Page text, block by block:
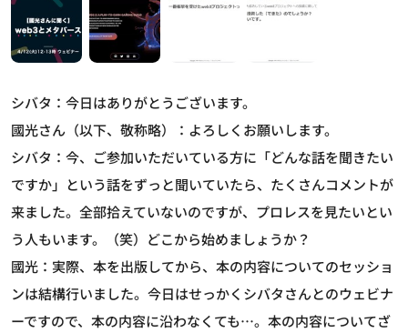
シバタ：今日はありがとうございます。
國光さん（以下、敬称略）：よろしくお願いします。
シバタ：今、ご参加いただいている方に「どんな話を聞きたい
ですか」という話をずっと聞いていたら、たくさんコメントが
来ました。全部拾えていないのですが、プロレスを見たいとい
う人もいます。（笑）どこから始めましょうか？
國光：実際、本を出版してから、本の内容についてのセッショ
ンは結構行いました。今日はせっかくシバタさんとのウェビナ
ーですので、本の内容に沿わなくても…。本の内容についてざ